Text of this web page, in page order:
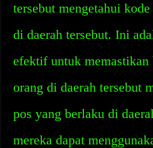
tersebut mengetahui
di daerah tersebut. Ini
efektif untuk memastikan
orang di daerah tersebut
pos yang berlaku di
mereka dapat